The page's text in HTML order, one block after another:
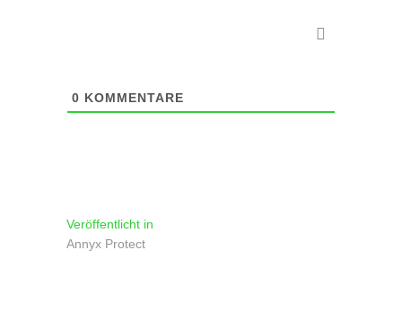
0 KOMMENTARE
Beitragsnavigation
Veröffentlicht in
Annyx Protect